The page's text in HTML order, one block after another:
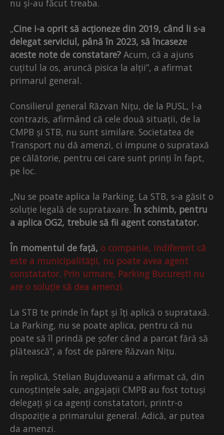
nu și-au făcut treaba.
„Cine i-a oprit să acționeze din 2019, când li s-a
delegat serviciul, până în 2023, să încaseze
aceste note de constatare? Acum, că a ajuns
cuțitul la os, aruncă pisica la alții”, a afirmat
primarul general.
Consilierul general Răzvan Nițu, de la PUSL, l-a
contrazis, afirmând că cele două situații, de la
CMPB și STB, nu sunt similare. Societatea de
Transport nu dă amenzi, ci impune o suprataxă
pe călătorie, pentru cei care sunt prinți în fapt,
pe loc.
„Nu se poate aplica la Parking. La STB, s-a găsit o
soluție legală de suprataxare.În schimb, pentru
a aplica OG2, trebuie să fii agent constatator.
În momentul de față, o companie, indiferent că
este a municipalității, nu poate avea agent
constatator. Prin urmare, Parking București nu
are o soluție să dea amenzi.
La STB te prinde în fapt și îți aplică o suprataxă.
La Parking, nu se poate aplica, pentru că nu
poate să îl prindă pe șofer când a parcat fără să
plătească”, a fost de părere Răzvan Nițu.
În replică, Stelian Bujduveanu a afirmat că, din
cunoștințele sale, angajații CMPB au fost totuși
delegați și ca agenți constatatori, printr-o
dispoziție a primarului general. Adică, ar putea
da amenzi.